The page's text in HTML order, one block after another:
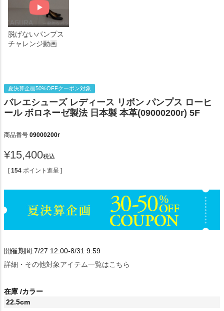
脱げないパンプス
チャレンジ動画
夏決算企画50%OFFクーポン対象
バレエシューズ レディース リボン パンプス ローヒ
ール ボロネーゼ製法 日本製 本革(09000200r) 5F
商品番号 09000200r
¥15,400税込
[ 154 ポイント進呈 ]
開催期間:7/27 12:00-8/31 9:59
詳細・その他対象アイテム一覧はこちら
在庫 カラー
22.5cm